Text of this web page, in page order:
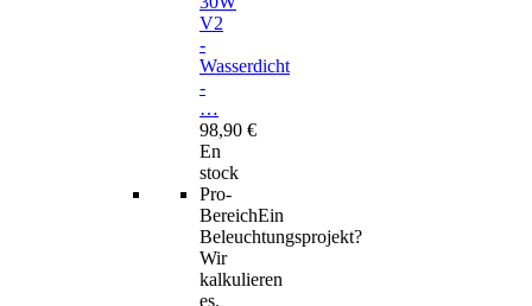
V2
-
Wasserdicht
-
…
98,90 €
En
stock
Pro-
BereichEin
Beleuchtungsprojekt?
Wir
kalkulieren
es.